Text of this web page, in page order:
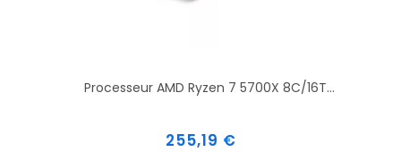
Processeur AMD Ryzen 7 5700X 8C/16T...
Prix
255,19 €